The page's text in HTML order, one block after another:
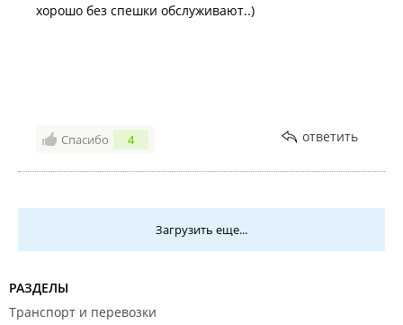
хорошо без спешки обслуживают..)
Спасибо 4 ответить
Загрузить еще...
РАЗДЕЛЫ
Транспорт и перевозки